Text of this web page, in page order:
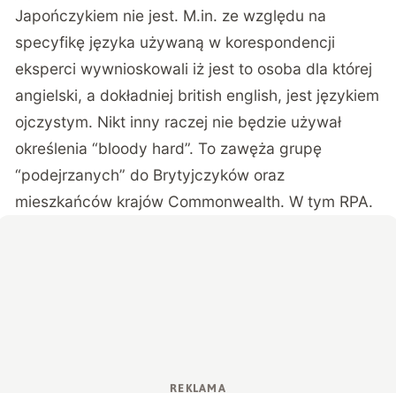
Japończykiem nie jest. M.in. ze względu na
specyfikę języka używaną w korespondencji
eksperci wywnioskowali iż jest to osoba dla której
angielski, a dokładniej british english, jest językiem
ojczystym. Nikt inny raczej nie będzie używał
określenia“bloody hard”. To zawęża grupę
“podejrzanych” do Brytyjczyków oraz
mieszkańców krajów Commonwealth. W tym RPA.